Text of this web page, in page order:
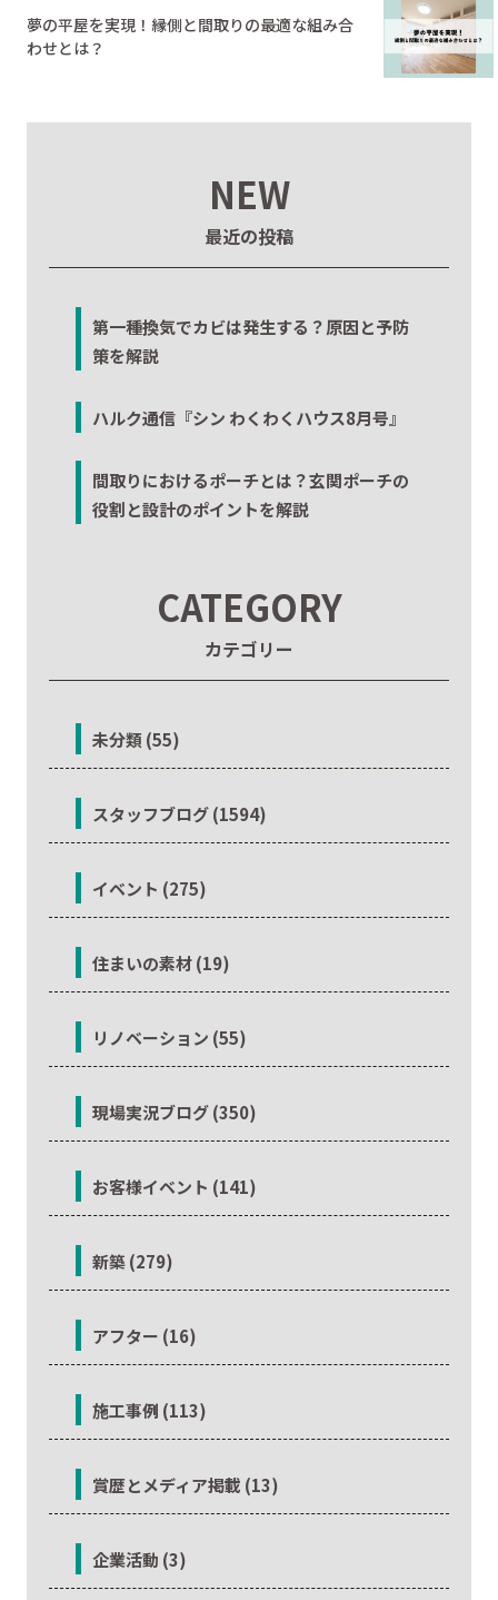
夢の平屋を実現！縁側と間取りの最適な組み合
わせとは？
NEW
最近の投稿
第一種換気でカビは発生する？原因と予防
策を解説
ハルク通信『シン わくわくハウス8月号』
間取りにおけるポーチとは？玄関ポーチの
役割と設計のポイントを解説
CATEGORY
カテゴリー
未分類 (55)
スタッフブログ (1594)
イベント (275)
住まいの素材 (19)
リノベーション (55)
現場実況ブログ (350)
お客様イベント (141)
新築 (279)
アフター (16)
施工事例 (113)
賞歴とメディア掲載 (13)
企業活動 (3)